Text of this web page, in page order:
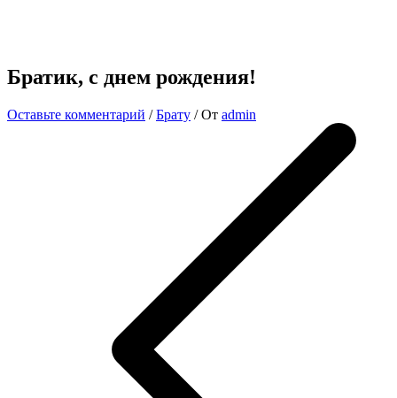
Братик, с днем рождения!
Оставьте комментарий /Брату / От admin